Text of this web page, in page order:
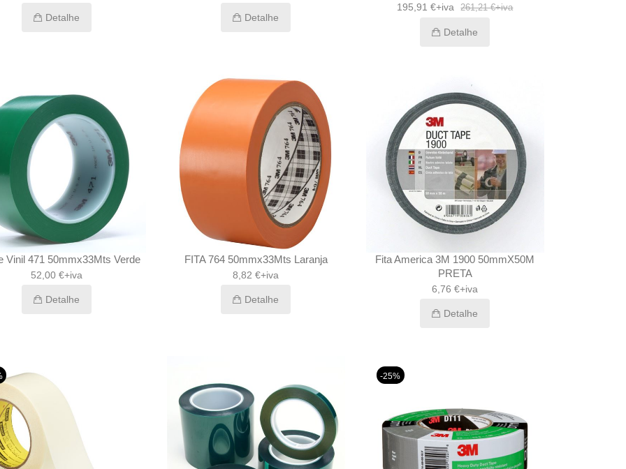
Detalhe Detalhe
195,91 €+iva 261,21 €+iva
Detalhe
Vinil 471 50mmx33Mts Verde
52,00 €+iva
Detalhe
FITA 764 50mmx33Mts Laranja
8,82 €+iva
Detalhe
Fita America 3M 1900 50mmX50M
PRETA
6,76 €+iva
Detalhe
-25%